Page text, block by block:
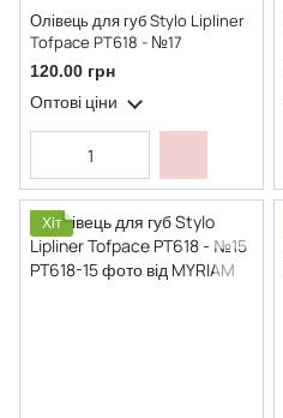
Олівець для губ Stylo Lipliner
Tofpace PT618 - №17
120.00 грн
Оптові ціни
Хіт